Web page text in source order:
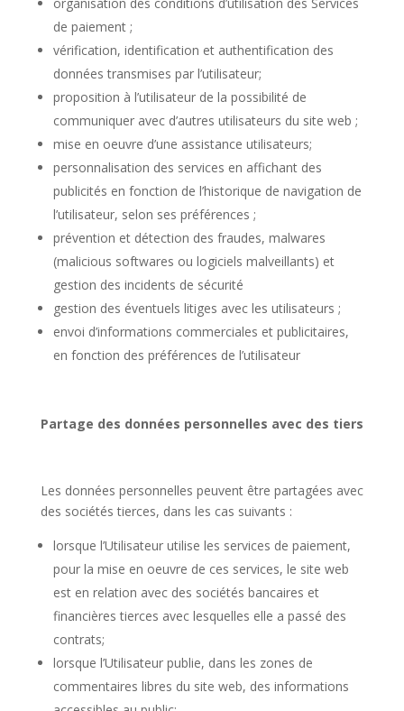
de paiement ;
vérification, identification et authentification des
données transmises par l’utilisateur;
proposition à l’utilisateur de la possibilité de
communiquer avec d’autres utilisateurs du site web ;
mise en oeuvre d’une assistance utilisateurs;
personnalisation des services en affichant des
publicités en fonction de l’historique de navigation de
l’utilisateur, selon ses préférences ;
prévention et détection des fraudes, malwares
(malicious softwares ou logiciels malveillants) et
gestion des incidents de sécurité
gestion des éventuels litiges avec les utilisateurs ;
envoi d’informations commerciales et publicitaires,
en fonction des préférences de l’utilisateur
Partage des données personnelles avec des tiers
Les données personnelles peuvent être partagées avec
des sociétés tierces, dans les cas suivants :
lorsque l’Utilisateur utilise les services de paiement,
pour la mise en oeuvre de ces services, le site web
est en relation avec des sociétés bancaires et
financières tierces avec lesquelles elle a passé des
contrats;
lorsque l’Utilisateur publie, dans les zones de
commentaires libres du site web, des informations